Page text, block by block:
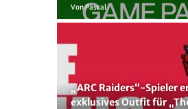
Von Pascal
„ARC Raiders“-Spieler
exklusives Outfit für